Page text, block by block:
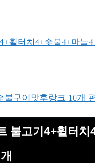
휠터치4+숯불4+마늘
구이맛후랑크 10개
불고기4+휠터치